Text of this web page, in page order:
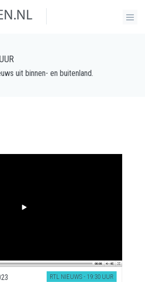
uit binnen- en buitenland.
RTL NIEUWS - 19:30 UUR